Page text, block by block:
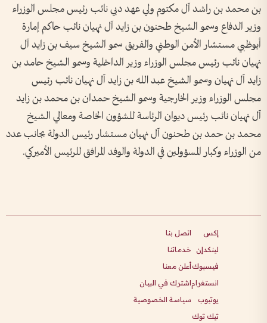
بن محمد بن راشد آل مكتوم ولي عهد دبي نائب رئيس مجلس الوزراء
وزير الدفاع وسمو الشيخ طحنون بن زايد آل نهيان نائب حاكم إمارة
أبوظبي مستشار الأمن الوطني والفريق سمو الشيخ سيف بن زايد آل
نهيان نائب رئيس مجلس الوزراء وزير الداخلية وسمو الشيخ حامد بن
زايد آل نهيان وسمو الشيخ عبد الله بن زايد آل نهيان نائب رئيس
مجلس الوزراء وزير الخارجية وسمو الشيخ حمدان بن محمد بن زايد
آل نهيان نائب رئيس ديوان الرئاسة للشؤون الخاصة ومعالي الشيخ
محمد بن حمد بن طحنون آل نهيان مستشار رئيس الدولة بجانب عدد
من الوزراء وكبار المسؤولين في الدولة والوفد المرافق للرئيس الأميركي.
إكس
لينكدإن
فيسبوك
انستغرام
يوتيوب
تيك توك
اتصل بنا
خدماتنا
أعلن معنا
اشترك في البيان
سياسة الخصوصية